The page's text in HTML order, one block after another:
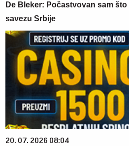
De Bleker: Počastvovan sam
savezu Srbije
20. 07. 2026 08:04